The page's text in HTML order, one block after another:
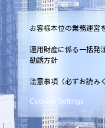
お客様本位の業務運営
運用財産に係る一括発
勧誘方針
注意事項（必ずお読み
Cookies Settings